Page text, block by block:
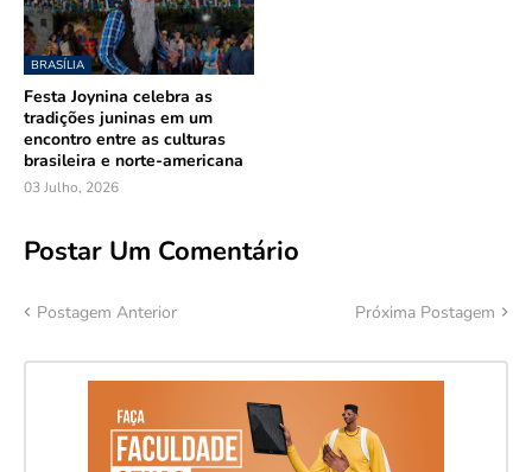
BRASÍLIA
Festa Joynina celebra as
tradições juninas em um
encontro entre as culturas
brasileira e norte-americana
03 Julho, 2026
Postar Um Comentário
Postagem Anterior Próxima Postagem